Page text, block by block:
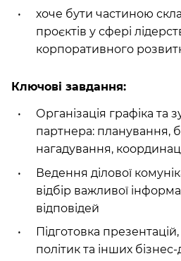
хоче бути частиною
проєктів у сфері
корпоративного
Ключові завдання:
Організація графіка та
партнера: планування,
нагадування,
Ведення ділової
відбір важливої
відповідей
Підготовка презентацій,
політик та інших